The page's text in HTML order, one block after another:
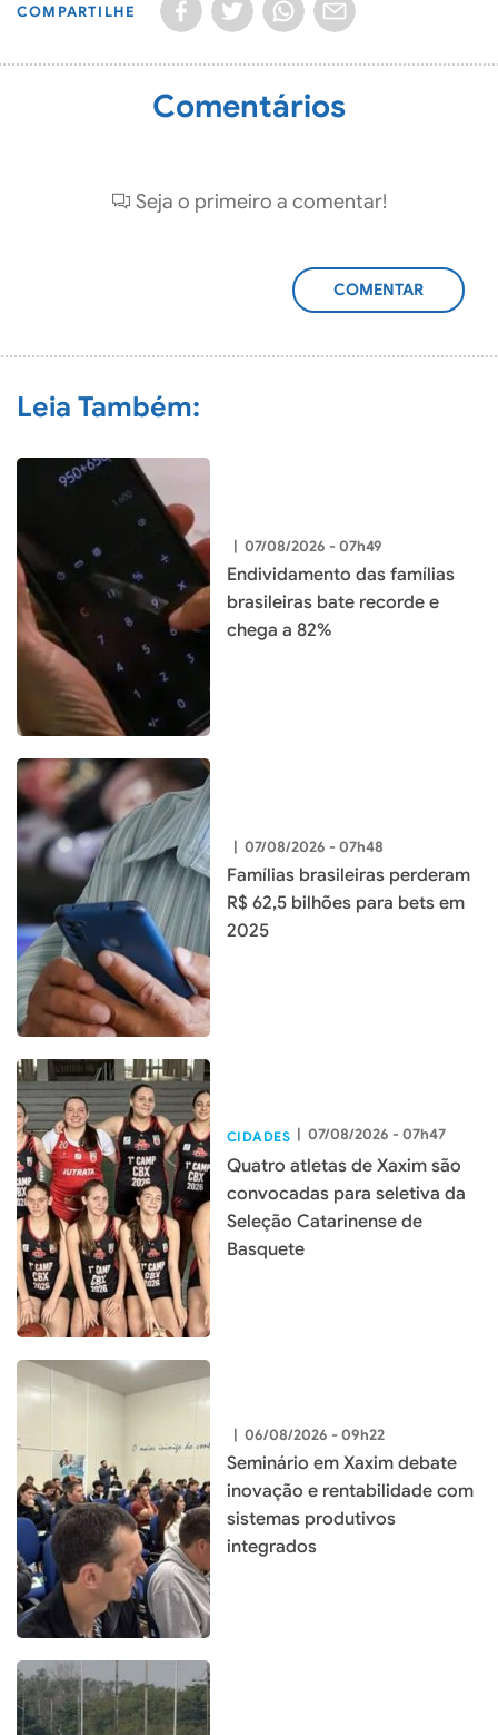
COMPARTILHE
Comentários
Seja o primeiro a comentar!
ADICIONAR
Leia Também:
| 07/08/2026 - 07h49
Endividamento das famílias
brasileiras bate recorde e
chega a 82%
| 07/08/2026 - 07h48
Famílias brasileiras perderam
R$ 62,5 bilhões para bets em
2025
CIDADES | 07/08/2026 - 07h47
Quatro atletas de Xaxim são
convocadas para seletiva da
Seleção Catarinense de
Basquete
| 06/08/2026 - 09h22
Seminário em Xaxim debate
inovação e rentabilidade com
sistemas produtivos
integrados